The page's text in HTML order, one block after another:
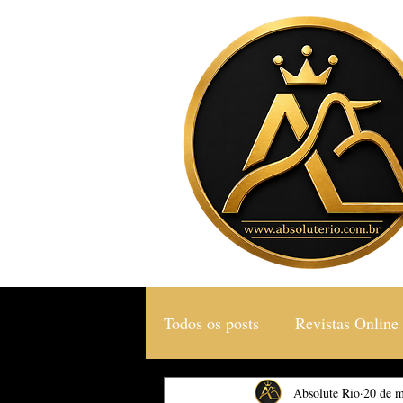
Todos os posts Revistas Online
Gastronomia & Turismo
Absolute Rio 20 de